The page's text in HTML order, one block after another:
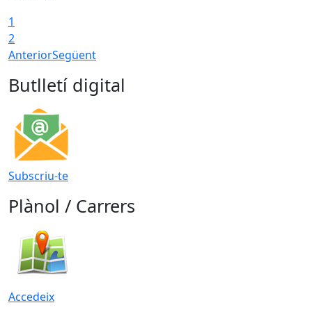
1
2
AnteriorSegüent
Butlletí digital
Subscriu-te
Plànol / Carrers
Accedeix